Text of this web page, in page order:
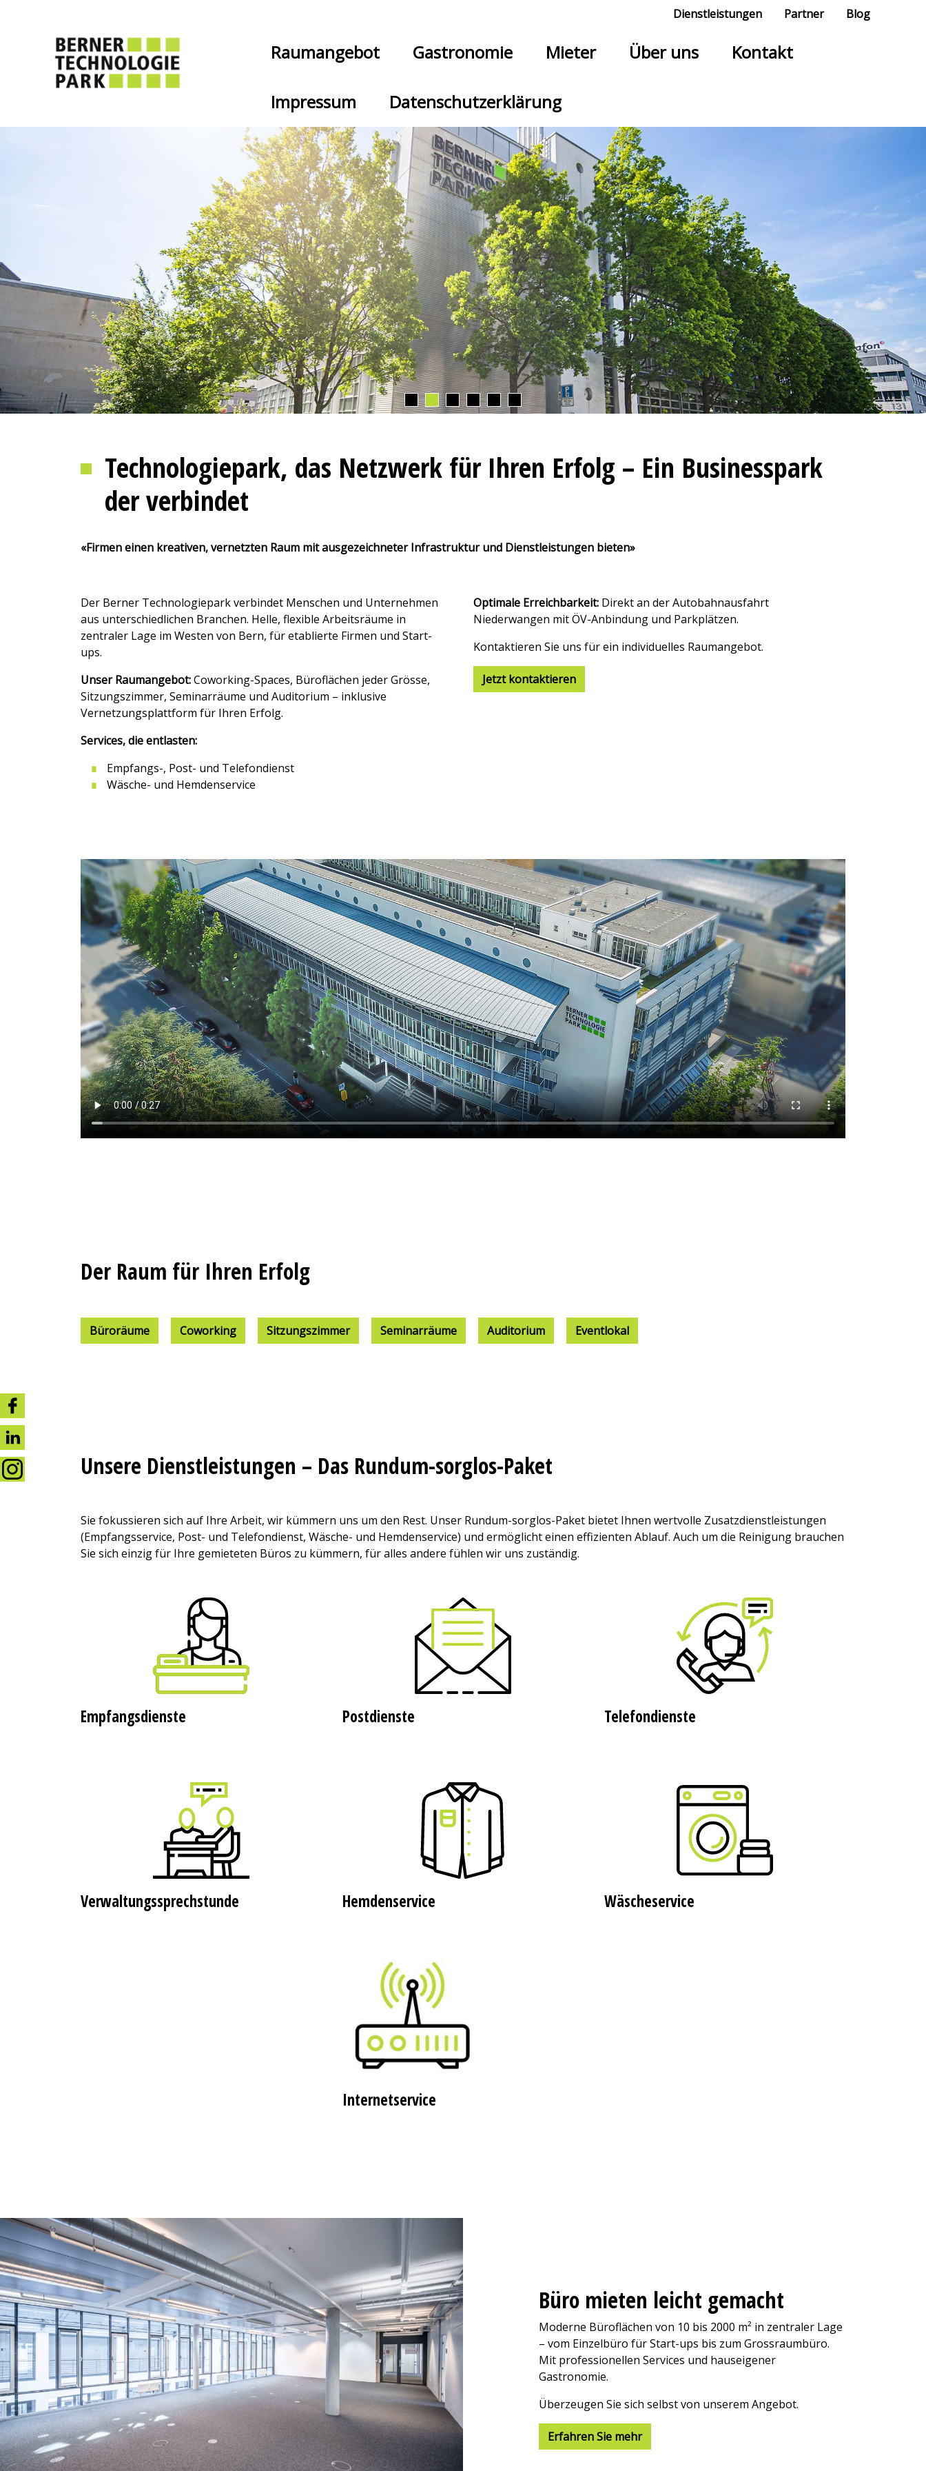
Dienstleistungen Partner Blog
Raumangebot Gastronomie Mieter Über uns Kontakt
Impressum Datenschutzerklärung
Technologiepark, das Netzwerk für Ihren Erfolg – Ein Businesspark
der verbindet
«Firmen einen kreativen, vernetzten Raum mit ausgezeichneter Infrastruktur und Dienstleistungen bieten»
Der Berner Technologiepark verbindet Menschen und Unternehmen
aus unterschiedlichen Branchen. Helle, flexible Arbeitsräume in
zentraler Lage im Westen von Bern, für etablierte Firmen und Start-
ups.
Unser Raumangebot:Coworking-Spaces, Büroflächen jeder Grösse,
Sitzungszimmer, Seminarräume und Auditorium – inklusive
Vernetzungsplattform für Ihren Erfolg.
Services, die entlasten:
Empfangs-, Post- und Telefondienst
Wäsche- und Hemdenservice
Optimale Erreichbarkeit: Direkt an der Autobahnausfahrt
Niederwangen mit ÖV-Anbindung und Parkplätzen.
Kontaktieren Sie uns für ein individuelles Raumangebot.
Jetzt kontaktieren
Der Raum für Ihren Erfolg
Büroräume Coworking Sitzungszimmer Seminarräume Auditorium Eventlokal
Unsere Dienstleistungen – Das Rundum-sorglos-Paket
Sie fokussieren sich auf Ihre Arbeit, wir kümmern uns um den Rest. Unser Rundum-sorglos-Paket bietet Ihnen wertvolle Zusatzdienstleistungen
(Empfangsservice, Post- und Telefondienst, Wäsche- und Hemdenservice) und ermöglicht einen effizienten Ablauf. Auch um die Reinigung brauchen
Sie sich einzig für Ihre gemieteten Büros zu kümmern, für alles andere fühlen wir uns zuständig.
Empfangsdienste Postdienste Telefondienste
Verwaltungssprechstunde Hemdenservice Wäscheservice
Internetservice
Büro mieten leicht gemacht
Moderne Büroflächen von 10 bis 2000 m² in zentraler Lage
– vom Einzelbüro für Start-ups bis zum Grossraumbüro.
Mit professionellen Services und hauseigener
Gastronomie.
Überzeugen Sie sich selbst von unserem Angebot.
Erfahren Sie mehr